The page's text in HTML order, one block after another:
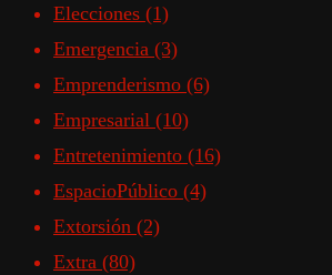
Elecciones (1)
Emergencia (3)
Emprenderismo (6)
Empresarial (10)
Entretenimiento (16)
EspacioPúblico (4)
Extorsión (2)
Extra (80)